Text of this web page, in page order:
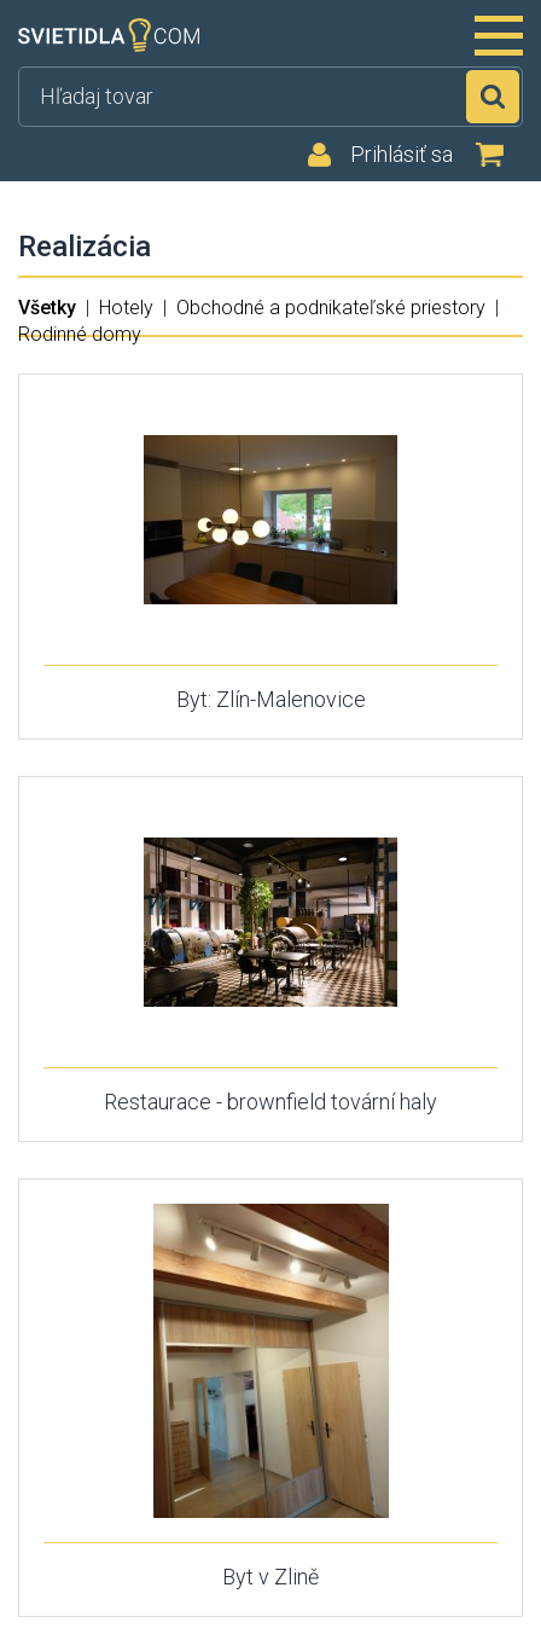
Prihlásiť sa
Realizácia
Všetky | Hotely | Obchodné a podnikateľské priestory |
Rodinné domy
Byt: Zlín-Malenovice
Restaurace - brownfield tovární haly
Byt v Zlině